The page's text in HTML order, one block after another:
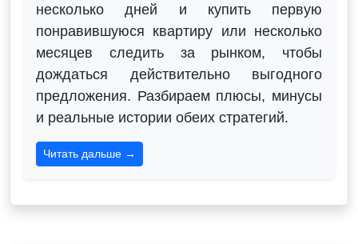
несколько дней и купить первую
понравившуюся квартиру или несколько
месяцев следить за рынком, чтобы
дождаться действительно выгодного
предложения. Разбираем плюсы, минусы
и реальные истории обеих стратегий.
Читать дальше →